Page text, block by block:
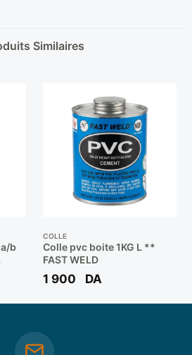
Similaires
b
COLLE
Colle pvc boite 1KG L **
FAST WELD
1 900 DA